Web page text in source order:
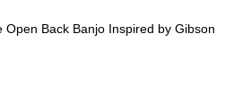
Open Back Banjo Inspired by Gibson